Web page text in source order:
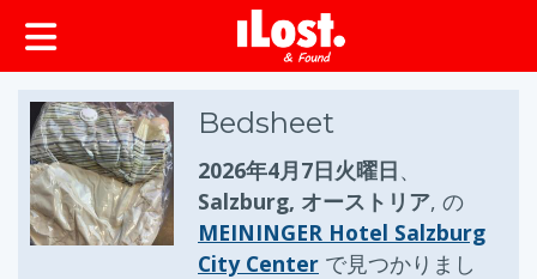
ップ
Bedsheet
2026年4月7日火曜日、
Salzburg, オーストリア, の
MEININGER Hotel Salzburg
City Center で見つかりまし